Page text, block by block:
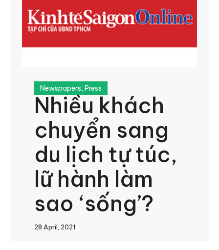
Newspapers, Press
Nhiều khách
chuyển sang
du lịch tự túc,
lữ hành làm
sao ‘sống’?
28 April, 2021